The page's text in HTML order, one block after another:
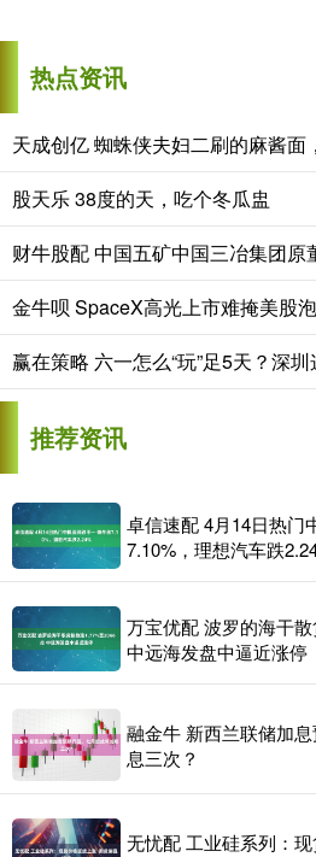
热点资讯
股天乐 38度的天，吃个冬瓜盅
金牛呗 SpaceX高光上市难掩美股
推荐资讯
卓信速配 4月14日热门
7.10%，理想汽车跌
万宝优配 波罗的海干
中远海发盘中逼近涨停
融金牛 新西兰联储加
息三次？
无忧配 工业硅系列：